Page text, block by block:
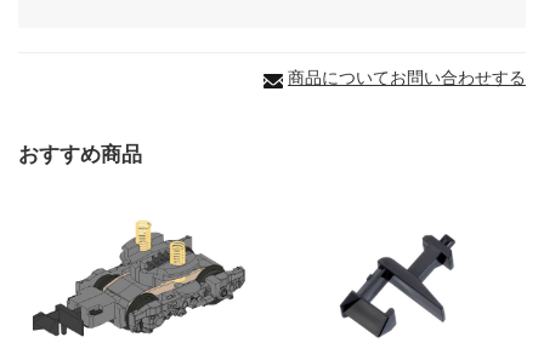
商品についてお問い合わせする
おすすめ商品